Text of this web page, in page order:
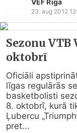
23. aug 2012
Sezonu
oktobrī
Oficiāli
līgas regulārās
basketbolisti
8. oktobrī, kurā
Ļubercu
pret...